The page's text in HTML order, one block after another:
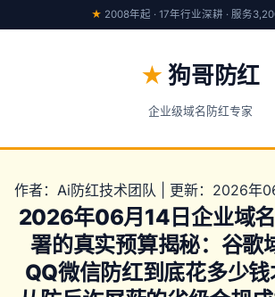
★ 2008年起 · 17年行业深耕 · 服务
★ 狗哥防红
企业级域名防红专家
作者：Ai防红技术团队 | 更新：2026年
2026年06月14日企业域
署的真实预算揭秘：谷歌
QQ微信防红到底花多少